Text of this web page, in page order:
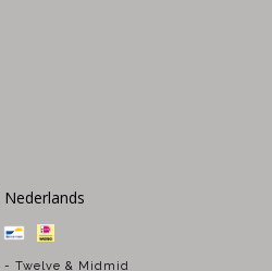
- Twelve & Midmid